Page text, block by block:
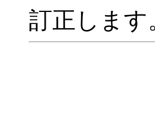
訂正します